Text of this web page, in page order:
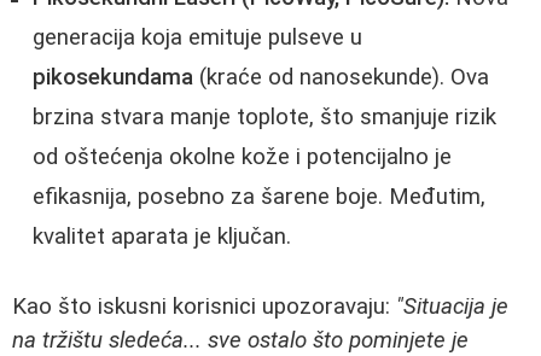
generacija koja emituje pulseve u
pikosekundama (kraće od nanosekunde). Ova
brzina stvara manje toplote, što smanjuje rizik
od oštećenja okolne kože i potencijalno je
efikasnija, posebno za šarene boje. Međutim,
kvalitet aparata je ključan.
Kao što iskusni korisnici upozoravaju: "Situacija je
na tržištu sledeća... sve ostalo što pominjete je